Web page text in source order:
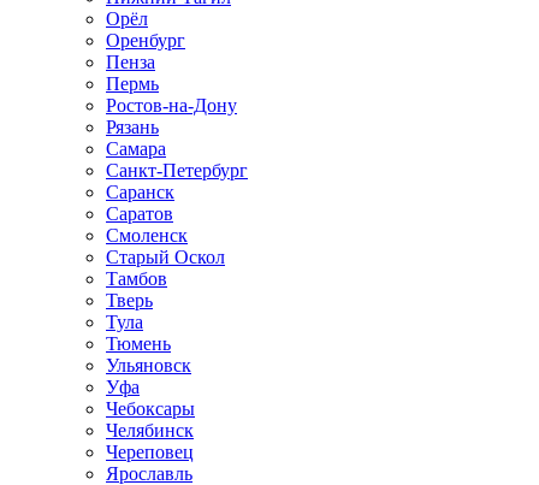
Орёл
Оренбург
Пенза
Пермь
Ростов‑на‑Дону
Рязань
Самара
Санкт‑Петербург
Саранск
Саратов
Смоленск
Старый Оскол
Тамбов
Тверь
Тула
Тюмень
Ульяновск
Уфа
Чебоксары
Челябинск
Череповец
Ярославль